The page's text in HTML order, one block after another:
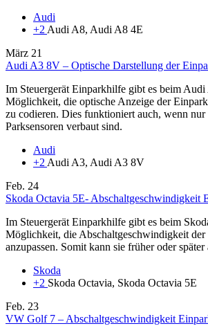
Audi
+2 Audi A8, Audi A8 4E
März 21
Audi A3 8V – Optische Darstellung der
Im Steuergerät Einparkhilfe gibt es beim
Möglichkeit, die optische Anzeige der
zu codieren. Dies funktioniert auch, wenn nur
Parksensoren verbaut sind.
Audi
+2 Audi A3, Audi A3 8V
Feb. 24
Skoda Octavia 5E- Abschaltgeschwindigkeit
Im Steuergerät Einparkhilfe gibt es beim
Möglichkeit, die Abschaltgeschwindigkeit
anzupassen. Somit kann sie früher oder
Skoda
+2 Skoda Octavia, Skoda Octavia 5E
Feb. 23
VW Golf 7 – Abschaltgeschwindigkeit